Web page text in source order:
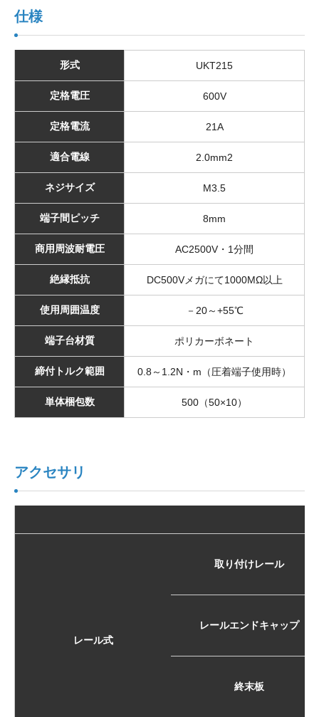
仕様
形式 UKT215
定格電圧 600V
定格電流 21A
適合電線 2.0mm2
ネジサイズ M3.5
端子間ピッチ 8mm
商用周波耐電圧 AC2500V・1分間
絶縁抵抗 DC500Vメガにて1000MΩ以上
使用周囲温度 －20～+55℃
端子台材質 ポリカーボネート
締付トルク範囲 0.8～1.2N・m（圧着端子使用時）
単体梱包数 500（50×10）
アクセサリ
レール式
取り付けレール
レールエンドキャップ
終末板